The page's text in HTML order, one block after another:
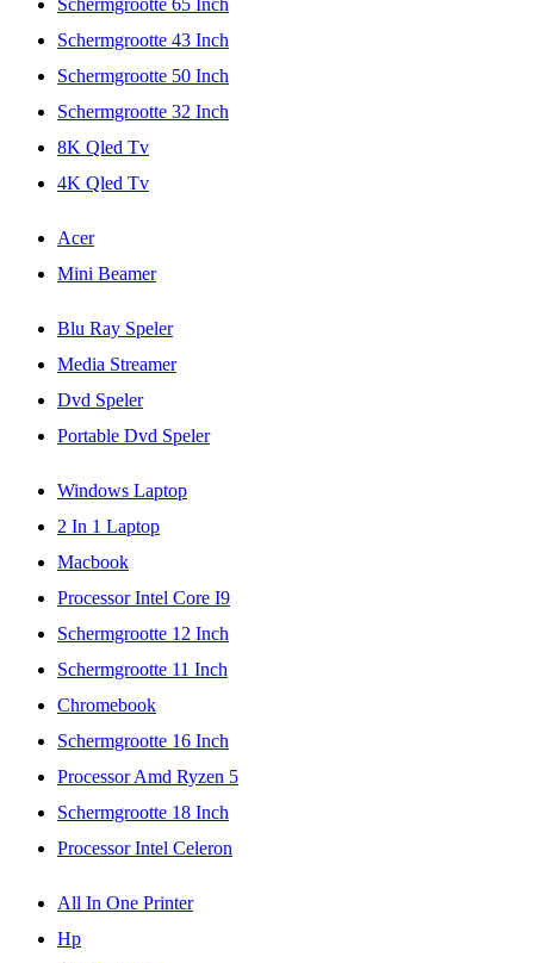
Schermgrootte 65 Inch
Schermgrootte 43 Inch
Schermgrootte 50 Inch
Schermgrootte 32 Inch
8K Qled Tv
4K Qled Tv
Acer
Mini Beamer
Blu Ray Speler
Media Streamer
Dvd Speler
Portable Dvd Speler
Windows Laptop
2 In 1 Laptop
Macbook
Processor Intel Core I9
Schermgrootte 12 Inch
Schermgrootte 11 Inch
Chromebook
Schermgrootte 16 Inch
Processor Amd Ryzen 5
Schermgrootte 18 Inch
Processor Intel Celeron
All In One Printer
Hp